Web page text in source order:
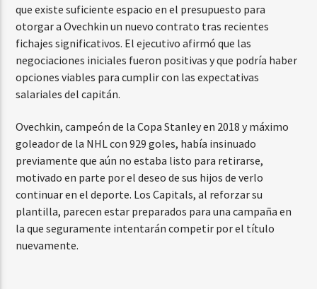
que existe suficiente espacio en el presupuesto para
otorgar a Ovechkin un nuevo contrato tras recientes
fichajes significativos. El ejecutivo afirmó que las
negociaciones iniciales fueron positivas y que podría haber
opciones viables para cumplir con las expectativas
salariales del capitán.
Ovechkin, campeón de la Copa Stanley en 2018 y máximo
goleador de la NHL con 929 goles, había insinuado
previamente que aún no estaba listo para retirarse,
motivado en parte por el deseo de sus hijos de verlo
continuar en el deporte. Los Capitals, al reforzar su
plantilla, parecen estar preparados para una campaña en
la que seguramente intentarán competir por el título
nuevamente.